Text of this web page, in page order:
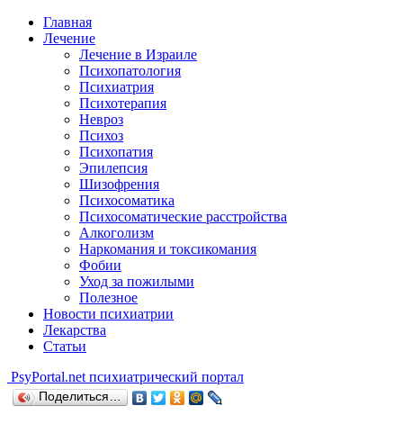
Главная
Лечение
Лечение в Израиле
Психопатология
Психиатрия
Психотерапия
Невроз
Психоз
Психопатия
Эпилепсия
Шизофрения
Психосоматика
Психосоматические расстройства
Алкоголизм
Наркомания и токсикомания
Фобии
Уход за пожилыми
Полезное
Новости психиатрии
Лекарства
Статьи
PsyPortal.net психиатрический портал
Поделиться…